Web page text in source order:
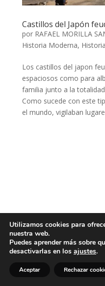
Castillos del Japón
por RAFAEL MORILLA
Historia Moderna,
Los castillos del japon
espaciosos como para
familia junto a la
Como sucede con este
el mundo, vigilaban
Utilizamos cookies para
nuestra web.
Puedes aprender más sobre
desactivarlas en los ajustes.
Aceptar Rechazar